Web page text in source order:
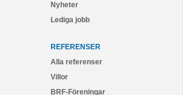
Nyheter
Lediga jobb
REFERENSER
Alla referenser
Villor
BRF-Föreningar